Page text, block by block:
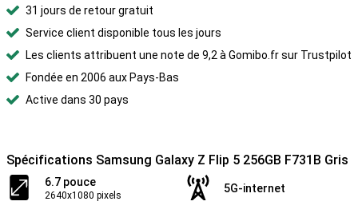
31 jours de retour gratuit
Service client disponible tous les jours
Les clients attribuent une note de 9,2 à Gomibo.fr sur Trustpilot
Fondée en 2006 aux Pays-Bas
Active dans 30 pays
Spécifications Samsung Galaxy Z Flip 5 256GB F731B Gris
6.7 pouce
2640x1080 pixels
5G-internet